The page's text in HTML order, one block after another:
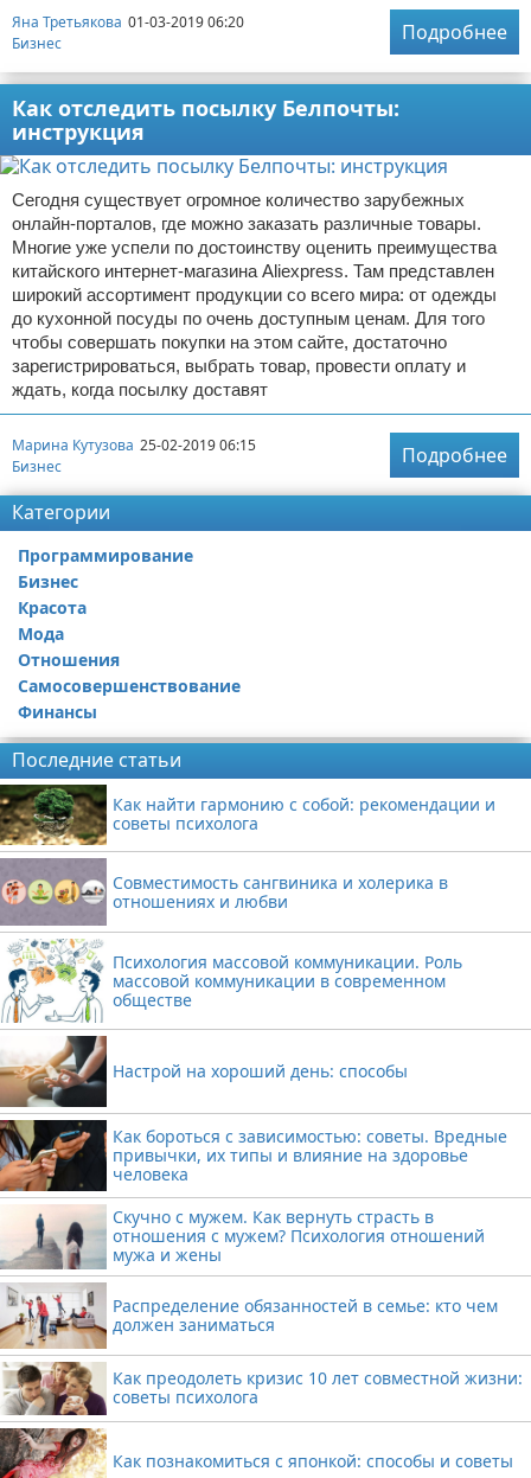
Яна Третьякова 01-03-2019 06:20
Бизнес
Подробнее
Как отследить посылку Белпочты:
инструкция
Сегодня существует огромное количество зарубежных
онлайн-порталов, где можно заказать различные товары.
Многие уже успели по достоинству оценить преимущества
китайского интернет-магазина Aliexpress. Там представлен
широкий ассортимент продукции со всего мира: от одежды
до кухонной посуды по очень доступным ценам. Для того
чтобы совершать покупки на этом сайте, достаточно
зарегистрироваться, выбрать товар, провести оплату и
ждать, когда посылку доставят
Марина Кутузова 25-02-2019 06:15
Бизнес
Подробнее
Категории
Программирование
Бизнес
Красота
Мода
Отношения
Самосовершенствование
Финансы
Последние статьи
Как найти гармонию с собой: рекомендации и
советы психолога
Совместимость сангвиника и холерика в
отношениях и любви
Психология массовой коммуникации. Роль
массовой коммуникации в современном
обществе
Настрой на хороший день: способы
Как бороться с зависимостью: советы. Вредные
привычки, их типы и влияние на здоровье
человека
Скучно с мужем. Как вернуть страсть в
отношения с мужем? Психология отношений
мужа и жены
Распределение обязанностей в семье: кто чем
должен заниматься
Как преодолеть кризис 10 лет совместной жизни:
советы психолога
Как познакомиться с японкой: способы и советы